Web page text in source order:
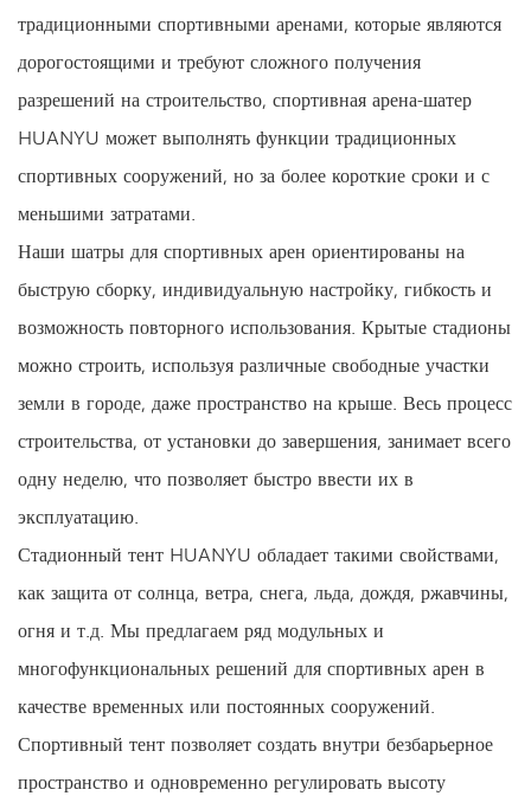
традиционными спортивными аренами, которые являются
дорогостоящими и требуют сложного получения
разрешений на строительство, спортивная арена-шатер
HUANYU может выполнять функции традиционных
спортивных сооружений, но за более короткие сроки и с
меньшими затратами.
Наши шатры для спортивных арен ориентированы на
быструю сборку, индивидуальную настройку, гибкость и
возможность повторного использования. Крытые стадионы
можно строить, используя различные свободные участки
земли в городе, даже пространство на крыше. Весь процесс
строительства, от установки до завершения, занимает всего
одну неделю, что позволяет быстро ввести их в
эксплуатацию.
Стадионный тент HUANYU обладает такими свойствами,
как защита от солнца, ветра, снега, льда, дождя, ржавчины,
огня и т.д. Мы предлагаем ряд модульных и
многофункциональных решений для спортивных арен в
качестве временных или постоянных сооружений.
Спортивный тент позволяет создать внутри безбарьерное
пространство и одновременно регулировать высоту